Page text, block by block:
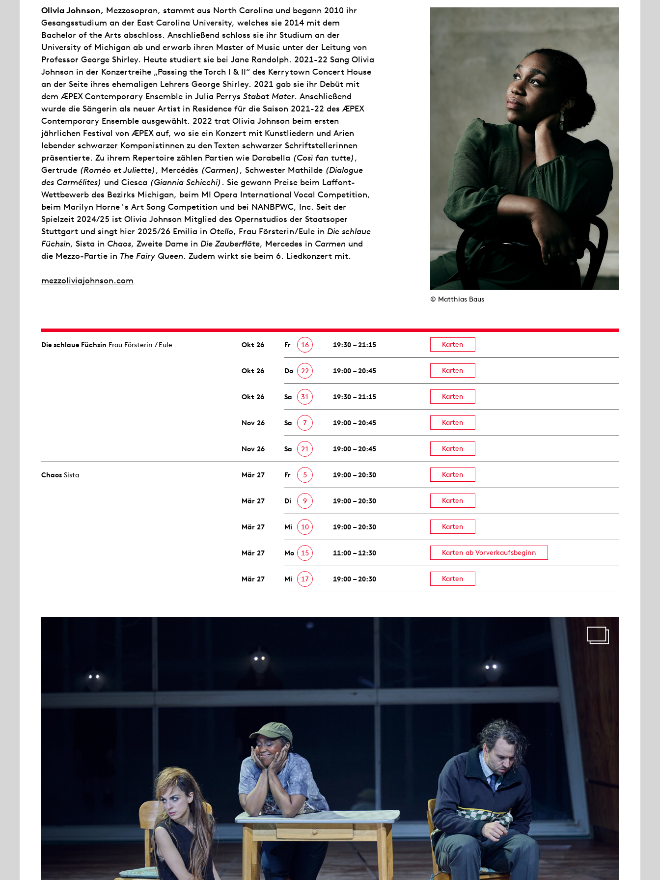
Olivia Johnson, Mezzosopran, stammt aus North Carolina und begann 2010 ihr
Gesangsstudium an der East Carolina University, welches sie 2014 mit dem
Bachelor of the Arts abschloss. Anschließend schloss sie ihr Studium an der
University of Michigan ab und erwarb ihren Master of Music unter der Leitung von
Professor George Shirley. Heute studiert sie bei Jane Randolph. 2021-22 Sang Olivia
Johnson in der Konzertreihe „Passing the Torch I & II“ des Kerrytown Concert House
an der Seite ihres ehemaligen Lehrers George Shirley. 2021 gab sie ihr Debüt mit
dem ÆPEX Contemporary Ensemble in Julia Perrys Stabat Mater. Anschließend
wurde die Sängerin als neuer Artist in Residence für die Saison 2021-22 des ÆPEX
Contemporary Ensemble ausgewählt. 2022 trat Olivia Johnson beim ersten
jährlichen Festival von ÆPEX auf, wo sie ein Konzert mit Kunstliedern und Arien
lebender schwarzer Komponistinnen zu den Texten schwarzer Schriftstellerinnen
präsentierte. Zu ihrem Repertoire zählen Partien wie Dorabella (Così fan tutte),
Gertrude (Roméo et Juliette), Mercédès (Carmen), Schwester Mathilde (Dialogue
des Carmélites) und Ciesca (Giannia Schicchi) . Sie gewann Preise beim Laffont-
Wettbewerb des Bezirks Michigan, beim MI Opera International Vocal Competition,
beim Marilyn Horne's Art Song Competition und bei NANBPWC, Inc. Seit der
Spielzeit 2024/25 ist Olivia Johnson Mitglied des Opernstudios der Staatsoper
Stuttgart und singt hier 2025/26 Emilia in Otello, Frau Försterin/Eule in Die schlaue
Füchsin, Sista in Chaos, Zweite Dame in Die Zauberflöte, Mercedes in Carmen und
die Mezzo-Partie in The Fairy Queen. Zudem wirkt sie beim 6. Liedkonzert mit.
mezzoliviajohnson.com
© Matthias Baus
Die schlaue Füchsin Frau Försterin / Eule Okt 26 Fr 16 19:30 – 21:15 Karten
Okt 26 Do 22 19:00 – 20:45 Karten
Okt 26 Sa 31 19:30 – 21:15 Karten
Nov 26 Sa 7 19:00 – 20:45 Karten
Nov 26 Sa 21 19:00 – 20:45 Karten
Chaos Sista Mär 27 Fr 5 19:00 – 20:30 Karten
Mär 27 Di 9 19:00 – 20:30 Karten
Mär 27 Mi 10 19:00 – 20:30 Karten
Mär 27 Mo 15 11:00 – 12:30 Karten ab Vorverkaufsbeginn
Mär 27 Mi 17 19:00 – 20:30 Karten